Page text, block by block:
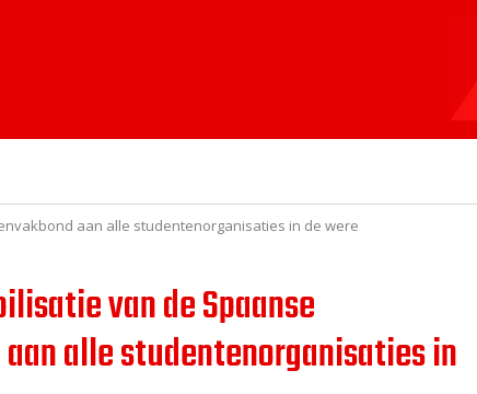
aan alle studentenorganisaties in de were
van de Spaanse
alle studentenorganisaties in